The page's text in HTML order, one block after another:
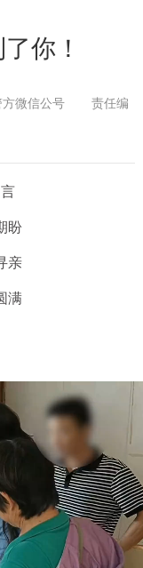
你！
微信公号
责任编
盼
亲
满